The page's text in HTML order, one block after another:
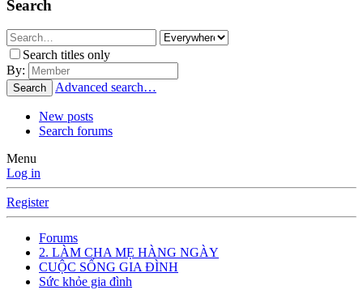
Search
Search titles only
By:
Search Advanced search…
New posts
Search forums
Menu
Log in
Register
Forums
2. LÀM CHA MẸ HÀNG NGÀY
CUỘC SỐNG GIA ĐÌNH
Sức khỏe gia đình